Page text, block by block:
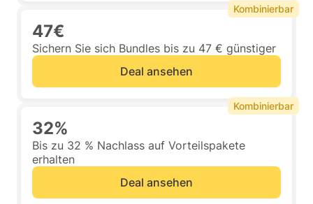
47€
Sichern Sie sich Bundles bis zu 47 € günstiger
Deal ansehen
Kombinierbar
32%
Bis zu 32 % Nachlass auf Vorteilspakete
erhalten
Deal ansehen
Kombinierbar